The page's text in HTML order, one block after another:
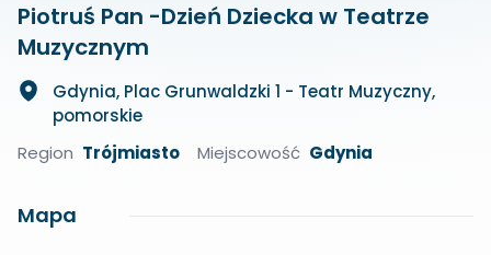
Piotruś Pan -Dzień Dziecka w Teatrze
Muzycznym
Gdynia, Plac Grunwaldzki 1 - Teatr Muzyczny,
pomorskie
Region Trójmiasto Miejscowość Gdynia
Mapa